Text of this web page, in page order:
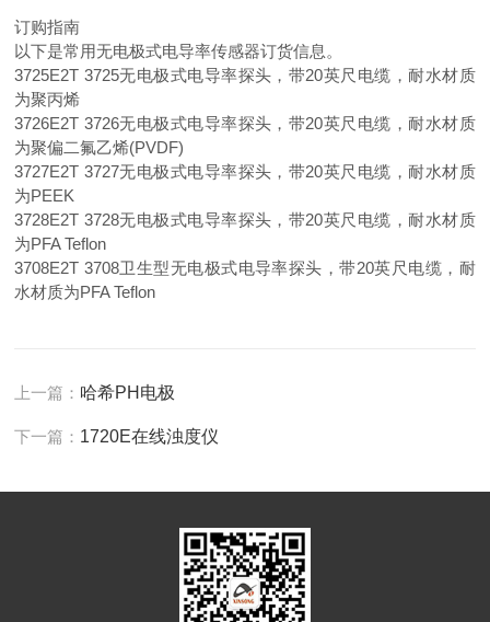
订购指南
以下是常用无电极式电导率传感器订货信息。
3725E2T 3725无电极式电导率探头，带20英尺电缆，耐水材质
为聚丙烯
3726E2T 3726无电极式电导率探头，带20英尺电缆，耐水材质
为聚偏二氟乙烯(PVDF)
3727E2T 3727无电极式电导率探头，带20英尺电缆，耐水材质
为PEEK
3728E2T 3728无电极式电导率探头，带20英尺电缆，耐水材质
为PFA Teflon
3708E2T 3708卫生型无电极式电导率探头，带20英尺电缆，耐
水材质为PFA Teflon
上一篇： 哈希PH电极
下一篇： 1720E在线浊度仪